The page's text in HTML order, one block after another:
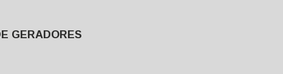
GERADORES